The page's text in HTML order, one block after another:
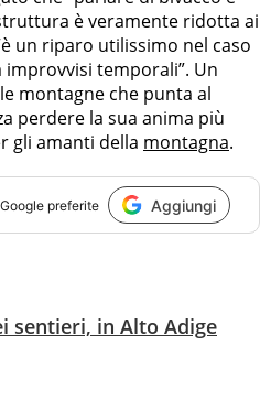
è veramente ridotta ai
un riparo utilissimo nel caso
temporali”. Un
montagne che punta al
perdere la sua anima più
gli amanti della montagna.
preferite Aggiungi
sentieri, in Alto Adige